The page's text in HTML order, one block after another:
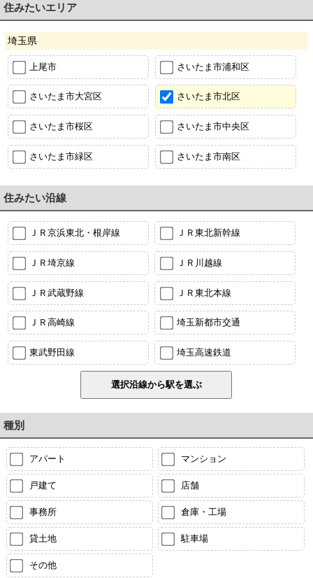
住みたいエリア
埼玉県
上尾市 さいたま市浦和区
さいたま市大宮区 さいたま市北区
さいたま市桜区 さいたま市中央区
さいたま市緑区 さいたま市南区
住みたい沿線
ＪＲ京浜東北・根岸線 ＪＲ東北新幹線
ＪＲ埼京線 ＪＲ川越線
ＪＲ武蔵野線 ＪＲ東北本線
ＪＲ高崎線 埼玉新都市交通
東武野田線 埼玉高速鉄道
種別
アパート マンション
戸建て 店舗
事務所 倉庫・工場
貸土地 駐車場
その他